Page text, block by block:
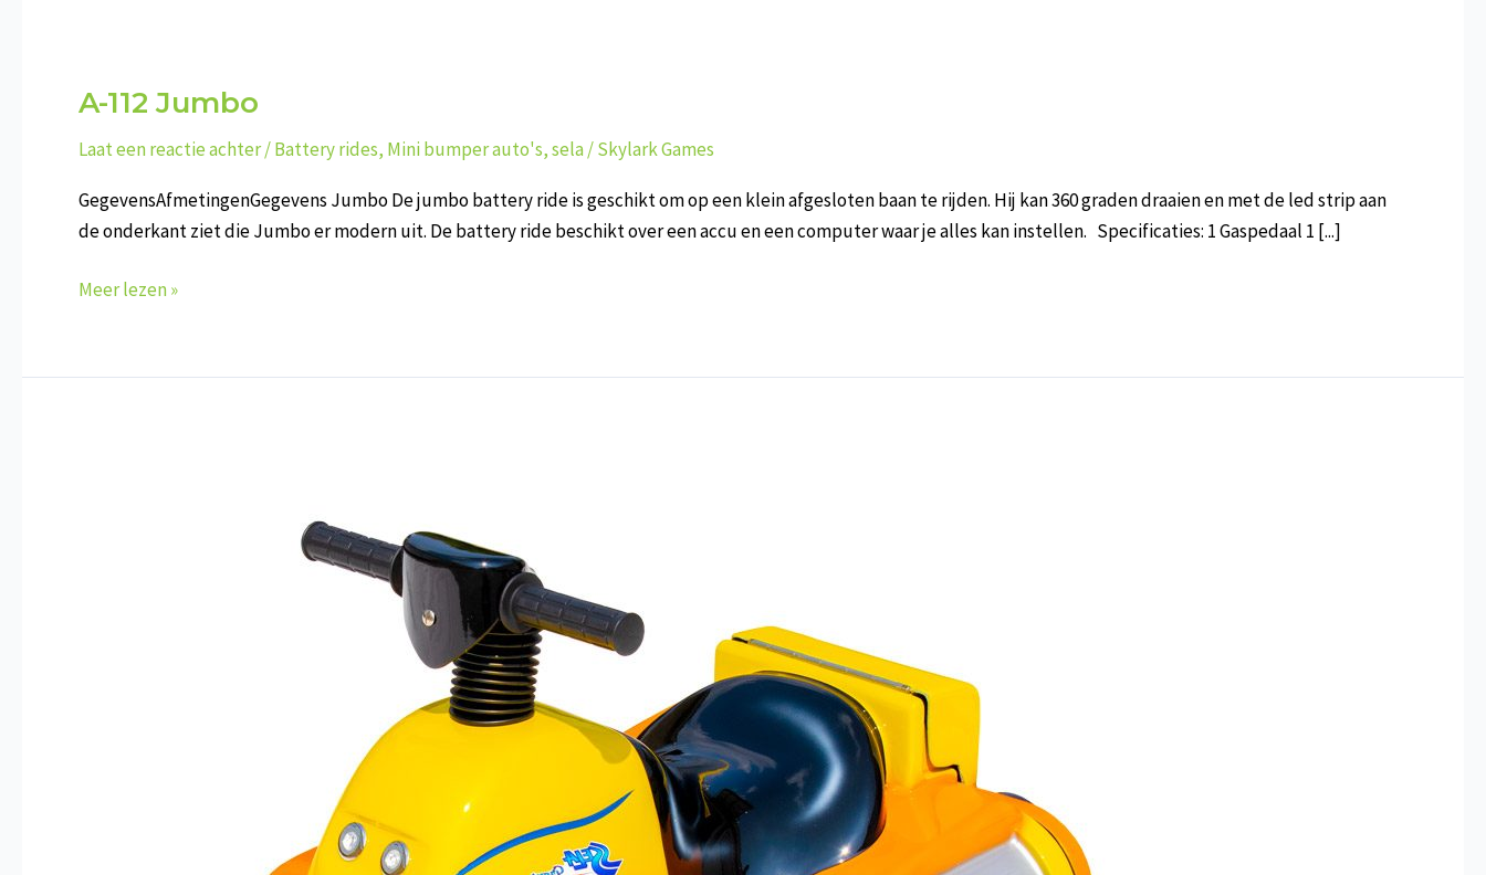
A-112 Jumbo
Laat een reactie achter/Battery rides, Mini bumper auto's,sela/Skylark Games
GegevensAfmetingenGegevens Jumbo De jumbo battery ride is geschikt om op een klein afgesloten baan te rijden. Hij kan 360 graden draaien en met de led strip aan
de onderkant ziet die Jumbo er modern uit. De battery ride beschikt over een accu en een computer waar je alles kan instellen. Specificaties: 1 Gaspedaal 1 [...]
A-
Meer lezen »